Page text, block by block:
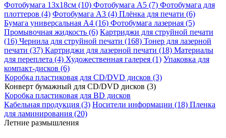
Фотобумага 13х18см (10) Фотобумага A5 (7) Фотобумага для
плоттеров (4) Фотобумага A3 (4) Плёнка для печати (6)
Бумага универсальная A4 (16) Фотобумага лазерная (5)
Промывочная жидкость (6) Картриджи для струйной печати
(16) Чернила для струйной печати (168) Тонер для лазерной
печати (37) Картриджи для лазерной печати (18) Материалы
для переплета (4) Художественная галерея (1) Упаковка для
компакт-дисков (6)
Коробка пластиковая для CD/DVD дисков (3)
Конверт бумажный для CD/DVD дисков (3)
Коробка пластиковая для BD дисков
Кабельная продукция (3) Носители информации (18) Пленка
для ламинирования (20)
Летние размышления